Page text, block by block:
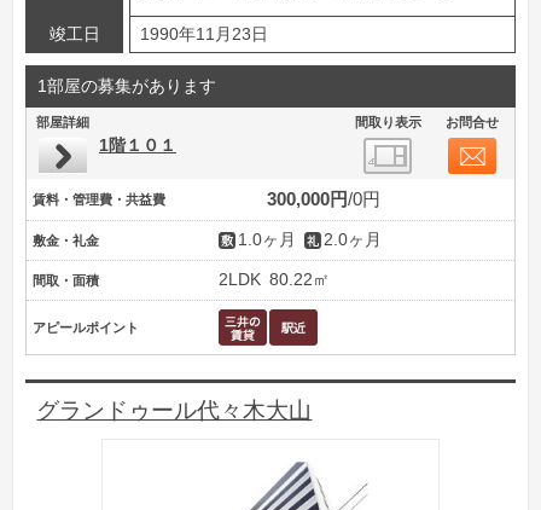
竣工日 1990年11月23日
1部屋の募集があります
部屋詳細 間取り表示 お問合せ
1階１０１
賃料・管理費・共益費 300,000円 0円
敷金・礼金 1.0ヶ月 2.0ヶ月
間取・面積 2LDK 80.22㎡
アピールポイント
グランドゥール代々木大山